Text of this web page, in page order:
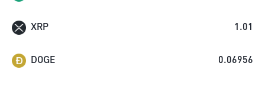
XRP 1.01
DOGE 0.06956